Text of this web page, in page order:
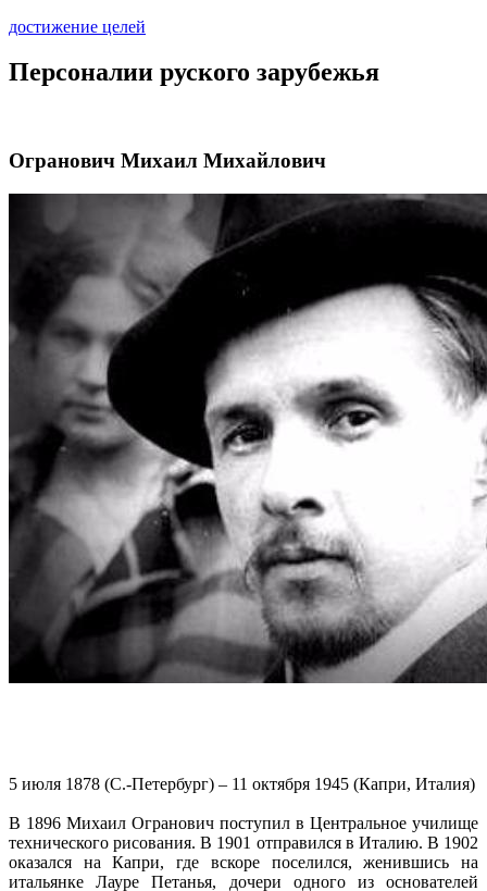
достижение целей
Персоналии руского зарубежья
Огранович Михаил Михайлович
5 июля 1878 (С.-Петербург) – 11 октября 1945 (Капри, Италия)
В 1896 Михаил Огранович поступил в Центральное училище
технического рисования. В 1901 отправился в Италию. В 1902
оказался на Капри, где вскоре поселился, женившись на
итальянке Лауре Петанья, дочери одного из основателей